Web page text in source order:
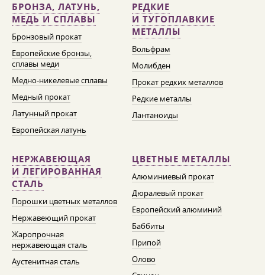
БРОНЗА, ЛАТУНЬ,
МЕДЬ И СПЛАВЫ
Бронзовый прокат
Европейские бронзы,
сплавы меди
Медно-никелевые сплавы
Медный прокат
Латунный прокат
Европейская латунь
РЕДКИЕ
И ТУГОПЛАВКИЕ
МЕТАЛЛЫ
Вольфрам
Молибден
Прокат редких металлов
Редкие металлы
Лантаноиды
НЕРЖАВЕЮЩАЯ
И ЛЕГИРОВАННАЯ
СТАЛЬ
Порошки цветных металлов
Нержавеющий прокат
Жаропрочная
нержавеющая сталь
Аустенитная сталь
ЦВЕТНЫЕ МЕТАЛЛЫ
Алюминиевый прокат
Дюралевый прокат
Европейский алюминий
Баббиты
Припой
Олово